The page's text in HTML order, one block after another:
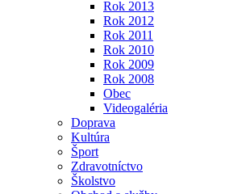
Rok 2013
Rok 2012
Rok 2011
Rok 2010
Rok 2009
Rok 2008
Obec
Videogaléria
Doprava
Kultúra
Šport
Zdravotníctvo
Školstvo